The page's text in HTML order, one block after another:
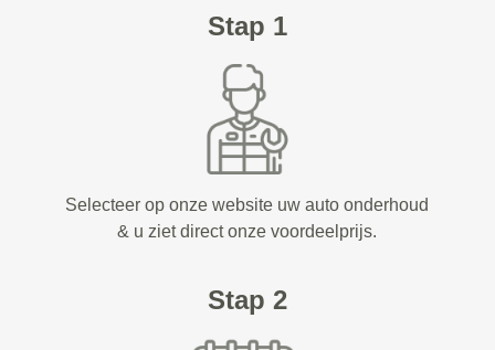
Stap 1
Selecteer op onze website uw auto onderhoud
& u ziet direct onze voordeelprijs.
Stap 2